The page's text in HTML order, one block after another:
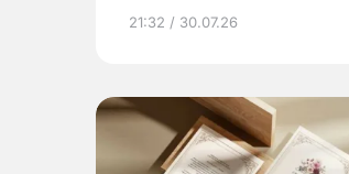
21:32 / 30.07.26